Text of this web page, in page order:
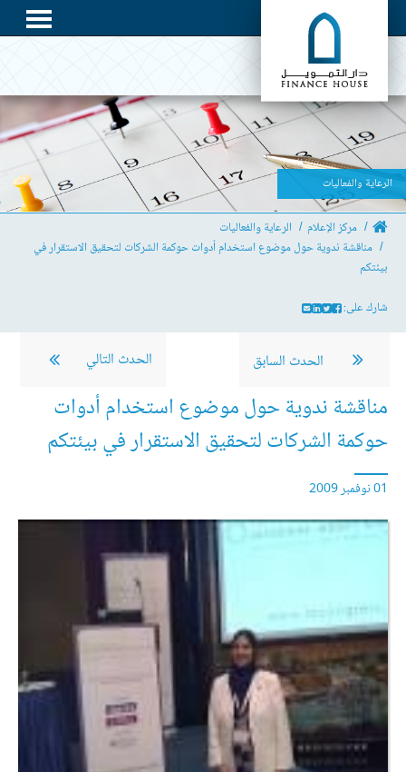
الرعاية والفعاليات
مركز الإعلام
الرعاية والفعاليات
مناقشة ندوية حول موضوع استخدام أدوات حوكمة الشركات لتحقيق الاستقرار في
بيئتكم
شارك على:
الحدث السابق الحدث التالي
مناقشة ندوية حول موضوع استخدام أدوات
حوكمة الشركات لتحقيق الاستقرار في بيئتكم
01 نوفمبر 2009